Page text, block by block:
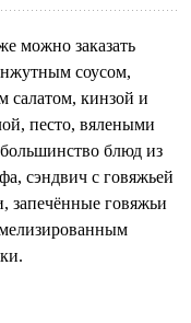
можно заказать
соусом,
салатом, кинзой и
песто, вялеными
блюд из
сэндвич с говяжьей
запечённые говяжьи